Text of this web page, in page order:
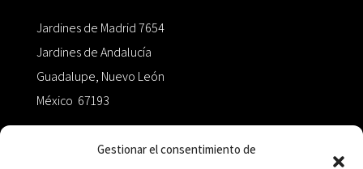
Gestionar el consentimiento de
Jardines de Madrid 7654
Jardines de Andalucía
Guadalupe, Nuevo León
México 67193